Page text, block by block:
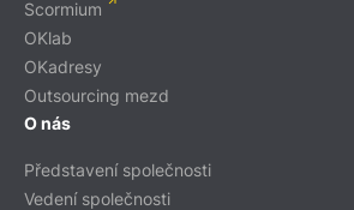
Scormium
OKlab
OKadresy
Outsourcing mezd
O nás
Představení společnosti
Vedení společnosti